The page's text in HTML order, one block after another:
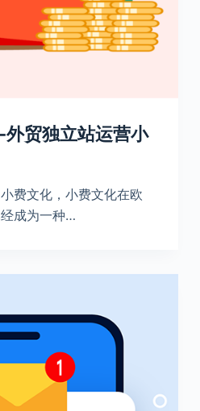
贸独立站运营小
费文化，小费文化在欧
成为一种…